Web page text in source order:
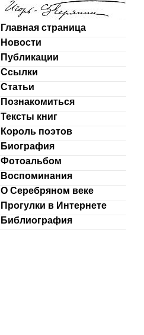
Главная страница
Новости
Публикации
Ссылки
Статьи
Познакомиться
Тексты книг
Король поэтов
Биография
Фотоальбом
Воспоминания
О Серебряном веке
Прогулки в Интернете
Библиография